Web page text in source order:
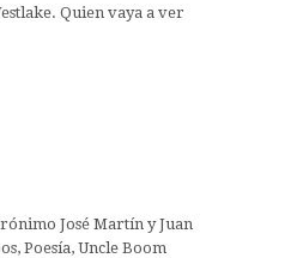
Quien vaya a ver
José Martín y Juan
Poesía, Uncle Boom